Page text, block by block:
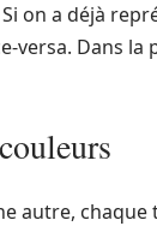
on a déjà
versa. Dans la
autre,